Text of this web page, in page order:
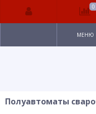
МЕНЮ
Полуавтоматы
0